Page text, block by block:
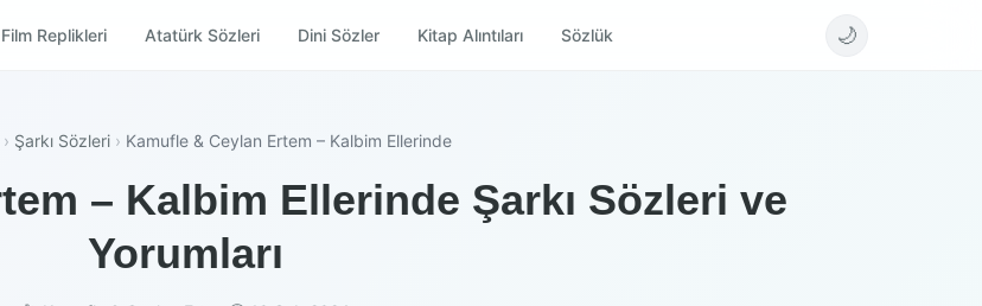
Film Replikleri Atatürk Sözleri Dini Sözler Kitap Alıntıları Sözlük 🌙
› Şarkı Sözleri › Kamufle & Ceylan Ertem – Kalbim Ellerinde
– Kalbim Ellerinde Şarkı Sözleri ve
Yorumları